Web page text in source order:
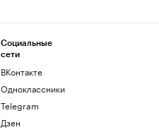
Социальные
сети
ВКонтакте
Одноклассники
Telegram
Дзен